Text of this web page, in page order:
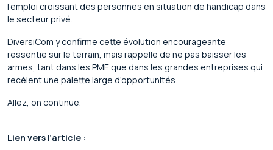
l’emploi croissant des personnes en situation de handicap dans
le secteur privé.
DiversiCom y confirme cette évolution encourageante
ressentie sur le terrain, mais rappelle de ne pas baisser les
armes, tant dans les PME que dans les grandes entreprises qui
recèlent une palette large d’opportunités.
Allez, on continue.
Lien vers l’article :